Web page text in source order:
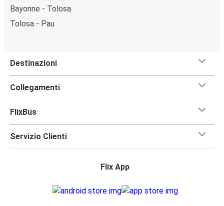
Bayonne - Tolosa
Tolosa - Pau
Destinazioni
Collegamenti
FlixBus
Servizio Clienti
Flix App